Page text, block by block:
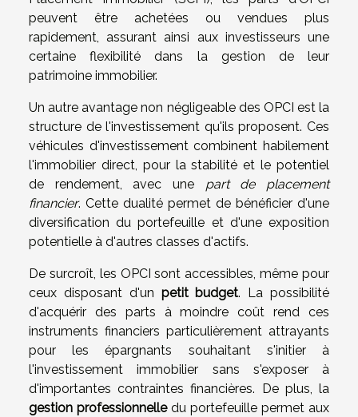
peuvent être achetées ou vendues plus
rapidement, assurant ainsi aux investisseurs une
certaine flexibilité dans la gestion de leur
patrimoine immobilier.
Un autre avantage non négligeable des OPCI est la
structure de l'investissement qu'ils proposent. Ces
véhicules d'investissement combinent habilement
l'immobilier direct, pour la stabilité et le potentiel
de rendement, avec une part de placement
financier. Cette dualité permet de bénéficier d'une
diversification du portefeuille et d'une exposition
potentielle à d'autres classes d'actifs.
De surcroît, les OPCI sont accessibles, même pour
ceux disposant d'un petit budget. La possibilité
d'acquérir des parts à moindre coût rend ces
instruments financiers particulièrement attrayants
pour les épargnants souhaitant s'initier à
l'investissement immobilier sans s'exposer à
d'importantes contraintes financières. De plus, la
gestion professionnelledu portefeuille permet aux